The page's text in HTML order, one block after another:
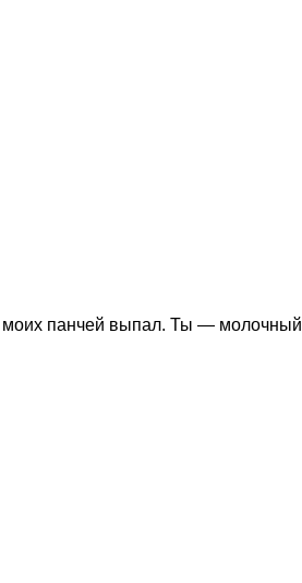
панчей выпал. Ты —